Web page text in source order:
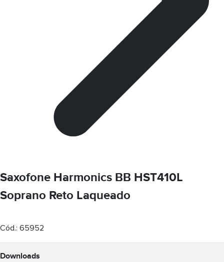
Saxofone Harmonics BB HST410L
Soprano Reto Laqueado
Cód.: 65952
Downloads